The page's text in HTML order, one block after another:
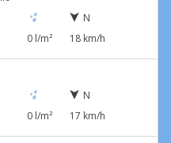
0 l/m²
N
18 km/h
0 l/m²
N
17 km/h